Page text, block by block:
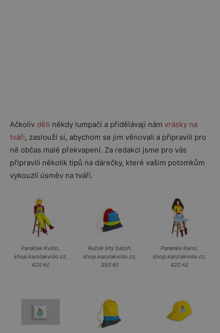
Ačkoliv děti někdy lumpačí a přidělávají nám vrásky na
tváři, zaslouží si, abychom se jim věnovali a připravili pro
ně občas malé překvapení. Za redakci jsme pro vás
připravili několik tipů na dárečky, které vašim potomkům
vykouzlí úsměv na tváři.
Panáček Kvído,
shop.karolakvido.cz,
420 Kč
Ručně šitý batoh,
shop.karolakvido.cz,
350 Kč
Panenka Karol,
shop.karolakvido.cz,
420 Kč